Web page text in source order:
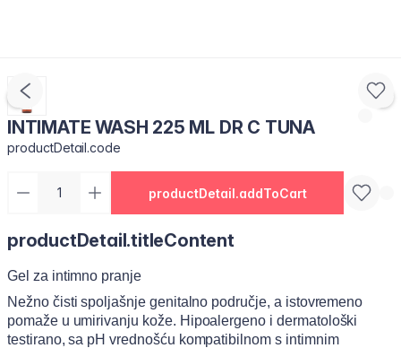
INTIMATE WASH 225 ML DR C TUNA
productDetail.code
productDetail.addToCart
productDetail.titleContent
Gel za intimno pranje
Nežno čisti spoljašnje genitalno područje, a istovremeno
pomaže u umirivanju kože. Hipoalergeno i dermatološki
testirano, sa pH vrednošću kompatibilnom s intimnim